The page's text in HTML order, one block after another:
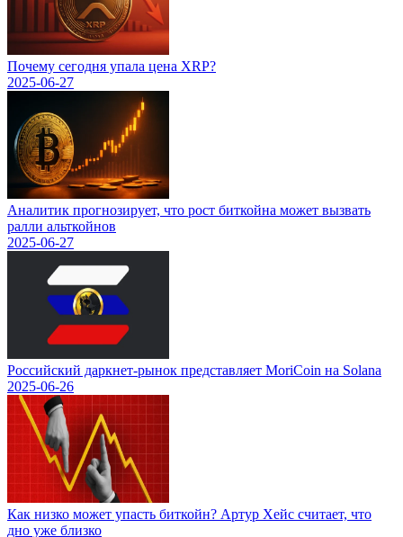
Почему сегодня упала цена XRP?
2025-06-27
Аналитик прогнозирует, что рост биткойна может вызвать
ралли альткойнов
2025-06-27
Российский даркнет-рынок представляет MoriCoin на Solana
2025-06-26
Как низко может упасть биткойн? Артур Хейс считает, что
дно уже близко